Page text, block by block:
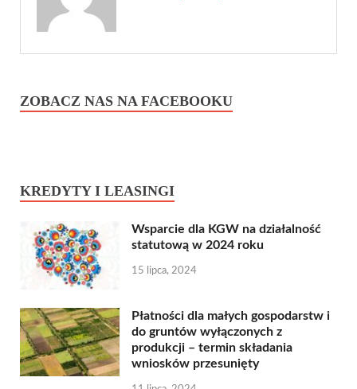
ZOBACZ NAS NA FACEBOOKU
KREDYTY I LEASINGI
Wsparcie dla KGW na działalność
statutową w 2024 roku
15 lipca, 2024
Płatności dla małych gospodarstw i
do gruntów wyłączonych z
produkcji – termin składania
wniosków przesunięty